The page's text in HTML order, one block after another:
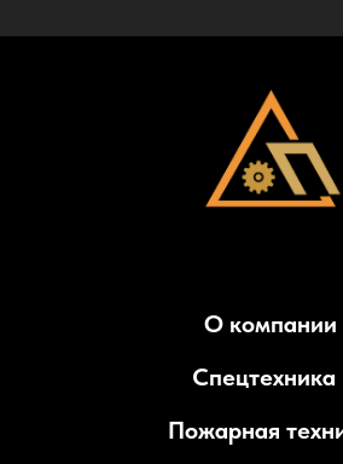
О компании
Спецтехника
Пожарная